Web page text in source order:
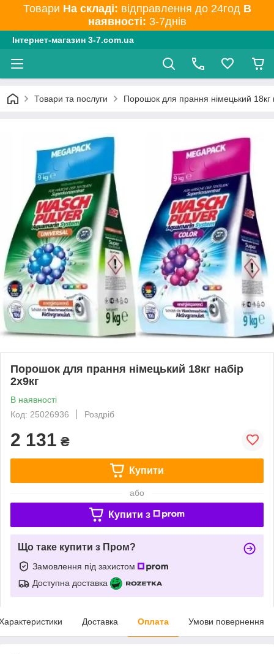
Товари На складі: відправлення до 24год В
наявності: 3-7днів
Інтернет-магазин 3-7.com.ua
Товари та послуги Порошок для прання німецький 18кг
Порошок для прання німецький 18кг набір
2x9кг
В наявності
Код: 25026936
Роздріб
2 131 ₴
Купити
або
Купити з
Що таке купити з Пром?
Замовлення під захистом
Доступна доставка
Доставка Оплата Умови повернення